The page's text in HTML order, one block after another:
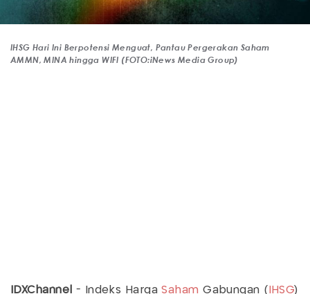
IHSG Hari Ini Berpotensi Menguat, Pantau Pergerakan Saham
AMMN, MINA hingga WIFI (FOTO:iNews Media Group)
IDXChannel - Indeks HargaSaham Gabungan ( IHSG)